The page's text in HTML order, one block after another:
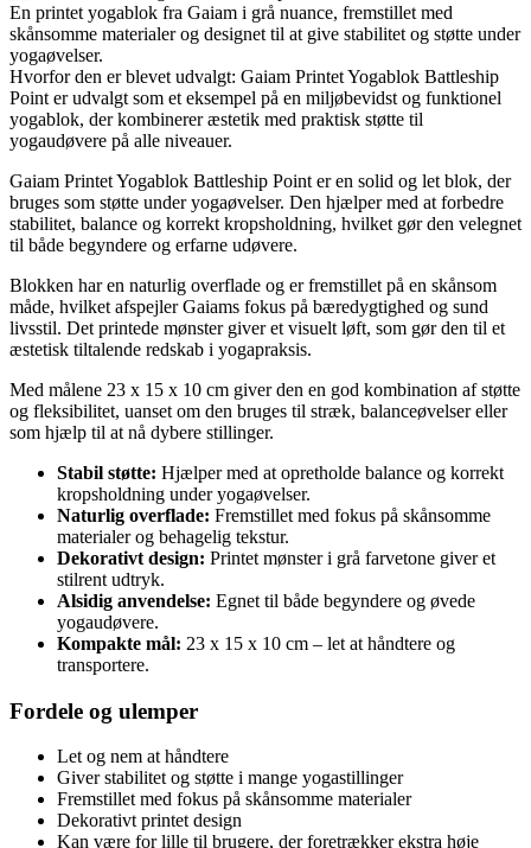
En printet yogablok fra Gaiam i grå nuance, fremstillet med
skånsomme materialer og designet til at give stabilitet og støtte under
yogaøvelser.
Hvorfor den er blevet udvalgt: Gaiam Printet Yogablok Battleship
Point er udvalgt som et eksempel på en miljøbevidst og funktionel
yogablok, der kombinerer æstetik med praktisk støtte til
yogaudøvere på alle niveauer.
Gaiam Printet Yogablok Battleship Point er en solid og let blok, der
bruges som støtte under yogaøvelser. Den hjælper med at forbedre
stabilitet, balance og korrekt kropsholdning, hvilket gør den velegnet
til både begyndere og erfarne udøvere.
Blokken har en naturlig overflade og er fremstillet på en skånsom
måde, hvilket afspejler Gaiams fokus på bæredygtighed og sund
livsstil. Det printede mønster giver et visuelt løft, som gør den til et
æstetisk tiltalende redskab i yogapraksis.
Med målene 23 x 15 x 10 cm giver den en god kombination af støtte
og fleksibilitet, uanset om den bruges til stræk, balanceøvelser eller
som hjælp til at nå dybere stillinger.
Stabil støtte: Hjælper med at opretholde balance og korrekt
kropsholdning under yogaøvelser.
Naturlig overflade: Fremstillet med fokus på skånsomme
materialer og behagelig tekstur.
Dekorativt design: Printet mønster i grå farvetone giver et
stilrent udtryk.
Alsidig anvendelse: Egnet til både begyndere og øvede
yogaudøvere.
Kompakte mål: 23 x 15 x 10 cm – let at håndtere og
transportere.
Fordele og ulemper
Let og nem at håndtere
Giver stabilitet og støtte i mange yogastillinger
Fremstillet med fokus på skånsomme materialer
Dekorativt printet design
Kan være for lille til brugere, der foretrækker ekstra høje